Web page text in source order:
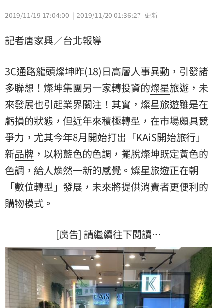
2019/11/19 17:04:00 2019/11/20 01:36:27 更新
記者唐家興／台北報導
3C通路龍頭燦坤昨(18)日高層人事異動，引發諸
多聯想！燦坤集團另一家轉投資的燦星旅遊，未
來發展也引起業界關注！其實， 燦星旅遊雖是在
虧損的狀態，但近年來積極轉型，在市場頗具競
爭力，尤其今年8月開始打出「KAiS開始旅行 」
新品牌 ，以粉藍色的色調，擺脫燦坤既定黃色的
色調，給人煥然一新的感覺。燦星旅遊正在朝
「數位轉型」發展，未來將提供消費者更便利的
購物模式。
[廣告] 請繼續往下閱讀…